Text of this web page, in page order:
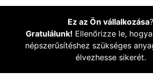
Ez az Ön vállalkozása?
Gratulálunk! Ellenőrizze le,
népszerűsítéshez szükséges
élvezhesse sikerét.